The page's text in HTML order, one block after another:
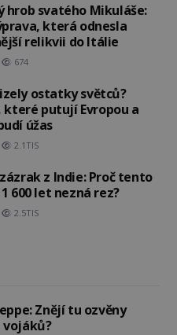
hrob svatého Mikuláše:
která odnesla
relikvii do Itálie
674
ostatky světců?
které putují Evropou a
úžas
2.1TIS
z Indie: Proč tento
600 let nezná rez?
2.5TIS
Znějí tu ozvěny